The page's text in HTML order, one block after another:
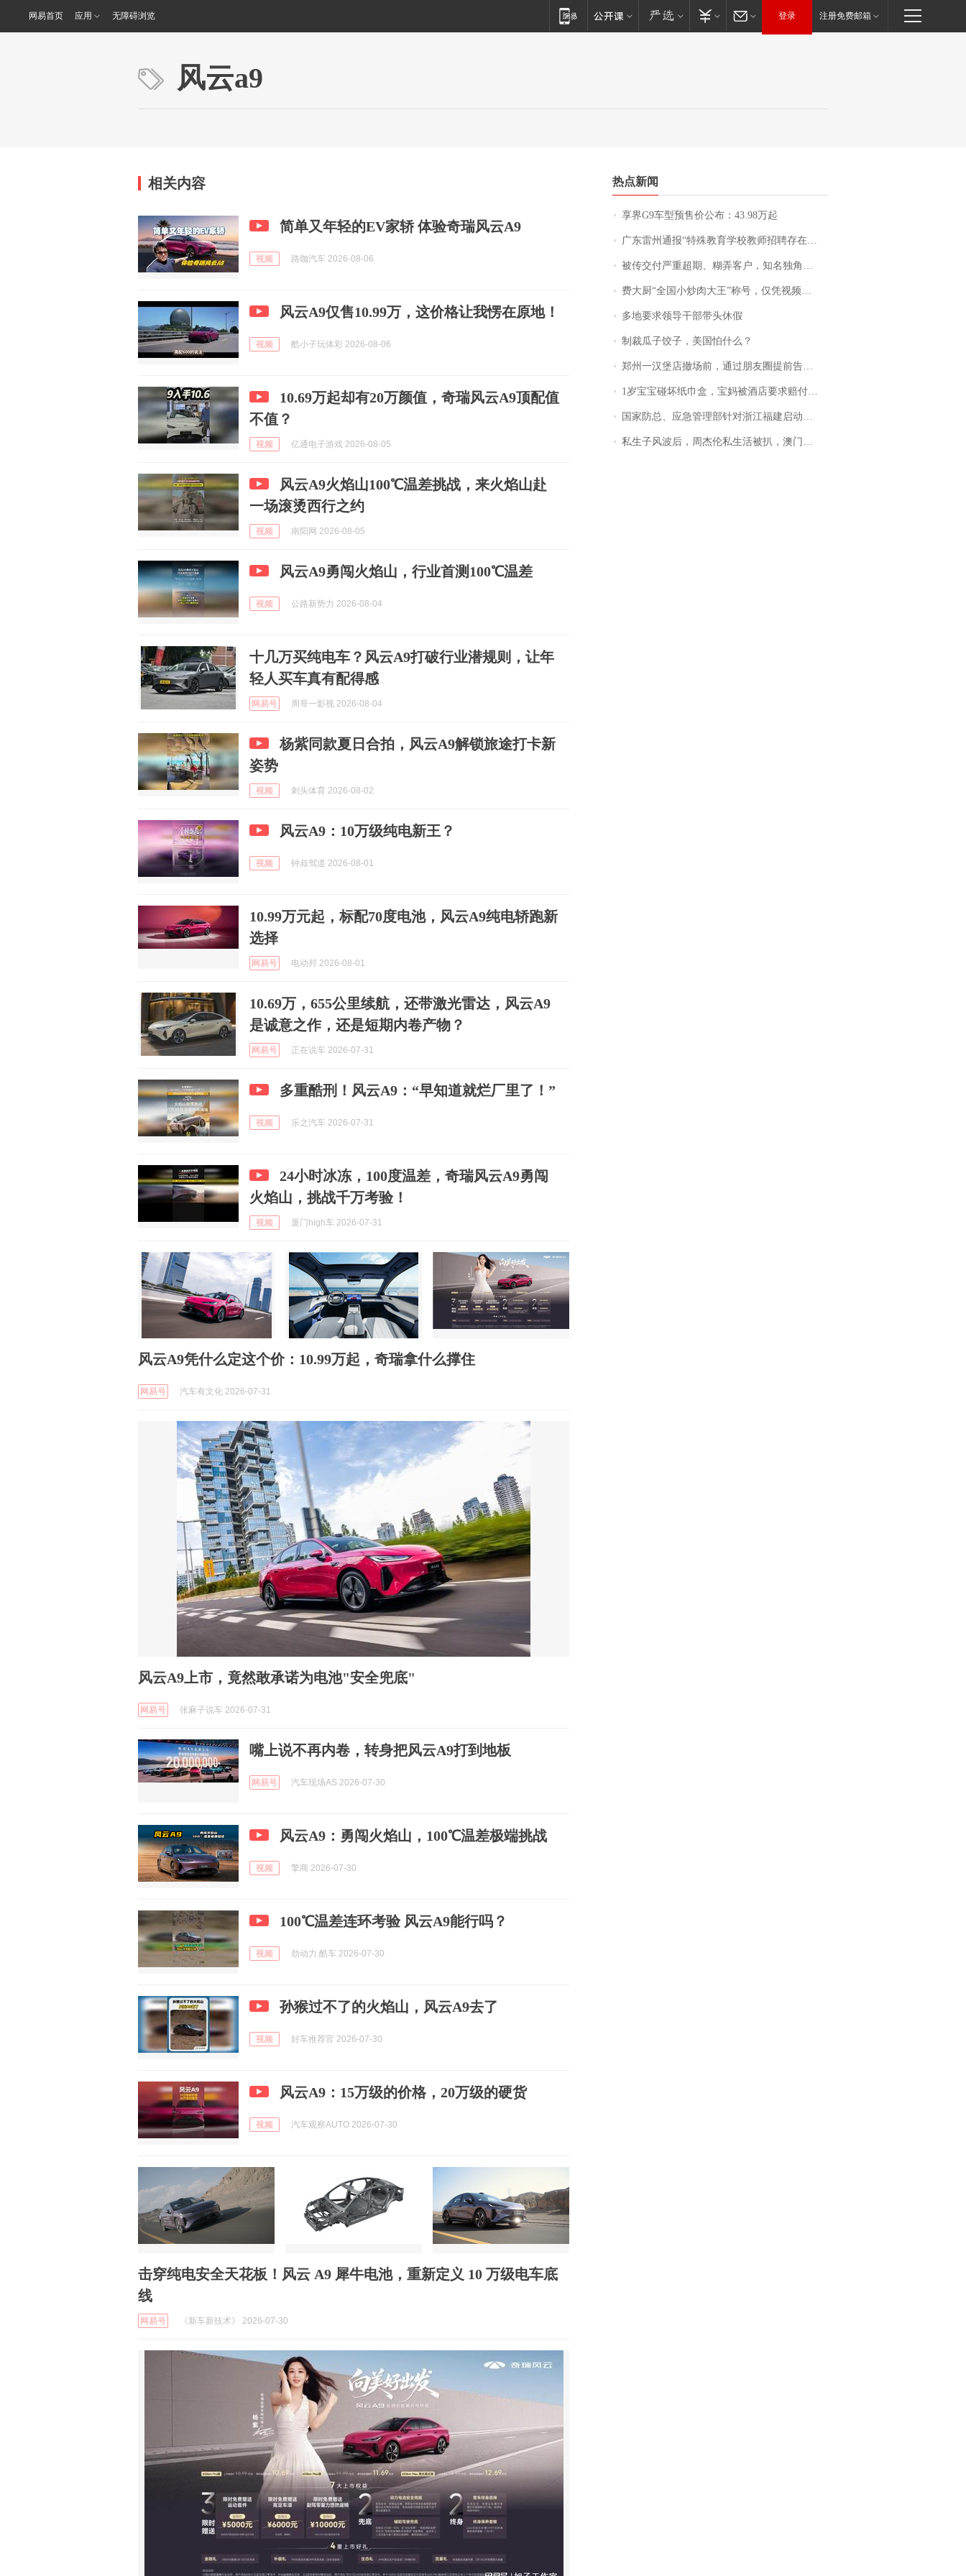
网易首页 应用 无障碍浏览 登录 注册免费邮箱
风云a9
相关内容
简单又年轻的EV家轿 体验奇瑞风云A9
视频 路咖汽车 2026-08-06
风云A9仅售10.99万，这价格让我愣在原地！
视频 酷小子玩体彩 2026-08-06
10.69万起却有20万颜值，奇瑞风云A9顶配值
不值？
视频 亿通电子游戏 2026-08-05
风云A9火焰山100℃温差挑战，来火焰山赴
一场滚烫西行之约
视频 南阳网 2026-08-05
风云A9勇闯火焰山，行业首测100℃温差
视频 公路新势力 2026-08-04
十几万买纯电车？风云A9打破行业潜规则，让年
轻人买车真有配得感
网易号 周哥一影视 2026-08-04
杨紫同款夏日合拍，风云A9解锁旅途打卡新
姿势
视频 刺头体育 2026-08-02
风云A9：10万级纯电新王？
视频 钟叔驾道 2026-08-01
10.99万元起，标配70度电池，风云A9纯电轿跑新
选择
网易号 电动邦 2026-08-01
10.69万，655公里续航，还带激光雷达，风云A9
是诚意之作，还是短期内卷产物？
网易号 正在说车 2026-07-31
多重酷刑！风云A9：“早知道就烂厂里了！”
视频 乐之汽车 2026-07-31
24小时冰冻，100度温差，奇瑞风云A9勇闯
火焰山，挑战千万考验！
视频 厦门high车 2026-07-31
风云A9凭什么定这个价：10.99万起，奇瑞拿什么撑住
网易号 汽车有文化 2026-07-31
风云A9上市，竟然敢承诺为电池"安全兜底"
网易号 张麻子说车 2026-07-31
嘴上说不再内卷，转身把风云A9打到地板
网易号 汽车现场AS 2026-07-30
风云A9：勇闯火焰山，100℃温差极端挑战
视频 擎商 2026-07-30
100℃温差连环考验 风云A9能行吗？
视频 劲动力.酷车 2026-07-30
孙猴过不了的火焰山，风云A9去了
视频 好车推荐官 2026-07-30
风云A9：15万级的价格，20万级的硬货
视频 汽车观察AUTO 2026-07-30
击穿纯电安全天花板！风云 A9 犀牛电池，重新定义 10 万级电车底
线
网易号 《新车新技术》 2026-07-30
热点新闻
享界G9车型预售价公布：43.98万起
广东雷州通报“特殊教育学校教师招聘存在违规行为”：已启动问责程序 副校长被停职
被传交付严重超期、糊弄客户，知名独角兽车企创始人回应：都没证据，将依法采取措施，“本人长期与美国交管局保持沟通，对方表示肯定”
费大厨“全国小炒肉大王”称号，仅凭视频评出？中国烹饪协会回应
多地要求领导干部带头休假
制裁瓜子饺子，美国怕什么？
郑州一汉堡店撤场前，通过朋友圈提前告知逐一退费，有顾客仅剩1元也全被退回，分文不少；顾客：言而有信，让人感动
1岁宝宝碰坏纸巾盒，宝妈被酒店要求赔付924元！三亚一酒店回复：骨瓷定制！网友一查价格，吵翻了
国家防总、应急管理部针对浙江福建启动防汛防台风四级应急响应
私生子风波后，周杰伦私生活被扒，澳门输10亿传闻早已经水落石出